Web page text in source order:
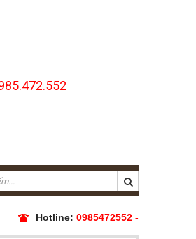
Hotline: 0985472552 -